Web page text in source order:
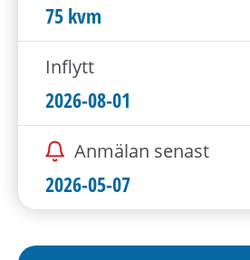
75 kvm
Inflytt
2026-08-01
Anmälan senast
2026-05-07